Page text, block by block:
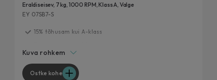
Eraldiseisev, 7 kg, 1000 RPM, Klass A, Valge
EY 07SB7-S
15% tõhusam kui A-klass
Maksimaalne jõudlus, minimaalne müra
Kuva rohkem
Ostke kohe